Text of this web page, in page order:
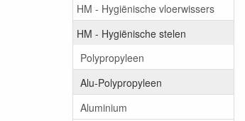
HM - Hygiënische vloerwissers
HM - Hygiënische stelen
Polypropyleen
Alu-Polypropyleen
Aluminium